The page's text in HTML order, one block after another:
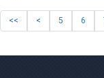
<< < 5 6